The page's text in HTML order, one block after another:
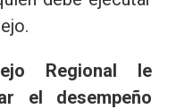
Regional le
el desempeño